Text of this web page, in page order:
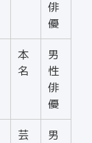
俳
優
本
名
男
性
俳
優
芸
男